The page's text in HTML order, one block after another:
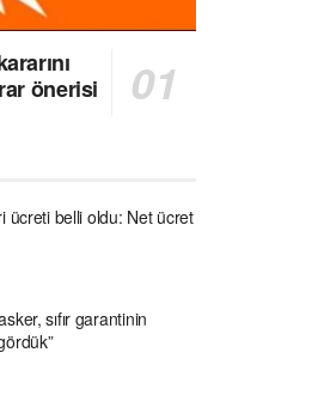
önerisi
ücreti belli oldu: Net ücret
sıfır garantinin